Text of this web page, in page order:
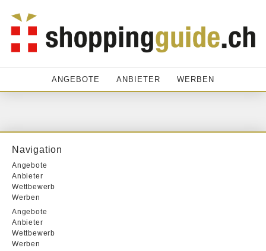
ANGEBOTE ANBIETER WERBEN
Navigation
Angebote
Anbieter
Wettbewerb
Werben
Angebote
Anbieter
Wettbewerb
Werben